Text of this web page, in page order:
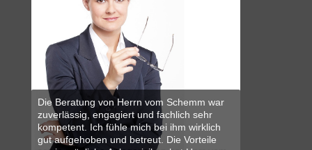
Die Beratung von Herrn vom Schemm war
zuverlässig, engagiert und fachlich sehr
kompetent. Ich fühle mich bei ihm wirklich
gut aufgehoben und betreut. Die Vorteile
Der Kontakt mit GVS Investment war von
Anfang an professionell, ehrlich, zuverlässig
und vor allem nicht aufdringlich. Überzeugt
hat mich die faire Gebührenregelung und
GVS Investments bietet sehr gute
Konditionen. Zudem steht der Kunde im
Mittelpunkt und mein Ansprechpartner
punktet durch zeitnahe Kommunikation.